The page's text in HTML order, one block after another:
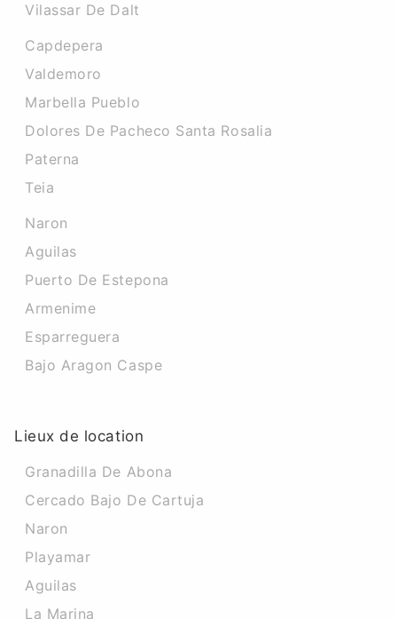
Vilassar De Dalt
Capdepera
Valdemoro
Marbella Pueblo
Dolores De Pacheco Santa Rosalia
Paterna
Teia
Naron
Aguilas
Puerto De Estepona
Armenime
Esparreguera
Bajo Aragon Caspe
Lieux de location
Granadilla De Abona
Cercado Bajo De Cartuja
Naron
Playamar
Aguilas
La Marina